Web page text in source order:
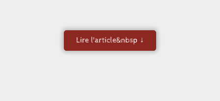
Lire l'article&nbsp ↓